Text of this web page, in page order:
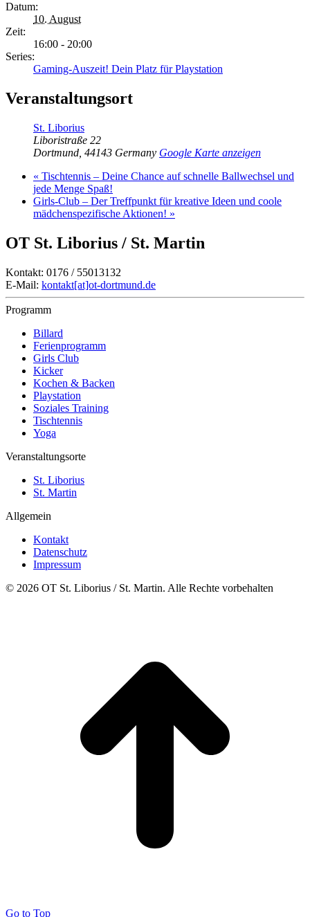
Datum:
10. August
Zeit:
16:00 - 20:00
Series:
Gaming-Auszeit! Dein Platz für Playstation
Veranstaltungsort
St. Liborius
Liboristraße 22
Dortmund 44143 Germany Google Karte anzeigen
« Tischtennis – Deine Chance auf schnelle Ballwechsel und
jede Menge Spaß!
Girls-Club – Der Treffpunkt für kreative Ideen und coole
mädchenspezifische Aktionen! »
OT St. Liborius / St. Martin
Kontakt: 0176 / 55013132
E-Mail: kontakt[at]ot-dortmund.de
Programm
Billard
Ferienprogramm
Girls Club
Kicker
Kochen & Backen
Playstation
Soziales Training
Tischtennis
Yoga
Veranstaltungsorte
St. Liborius
St. Martin
Allgemein
Kontakt
Datenschutz
Impressum
© 2026 OT St. Liborius / St. Martin. Alle Rechte vorbehalten
Go to Top